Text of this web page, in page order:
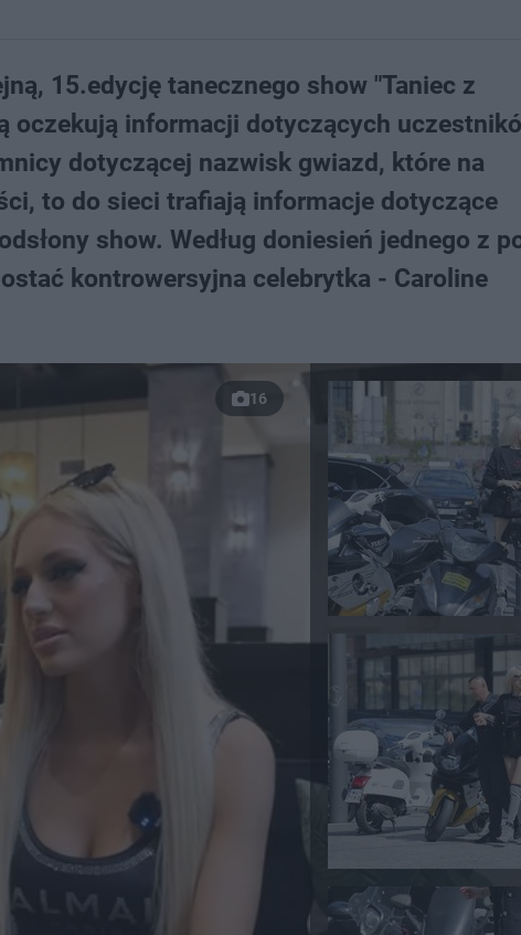
15.edycję tanecznego show "Taniec z
oczekują informacji dotyczących
dotyczącej nazwisk gwiazd, które na
to do sieci trafiają informacje dotyczące
show. Według doniesień jednego z
kontrowersyjna celebrytka - Caroline
16